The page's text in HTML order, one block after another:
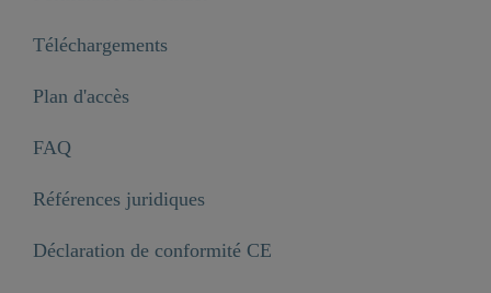
Téléchargements
Plan d'accès
FAQ
Références juridiques
Déclaration de conformité CE